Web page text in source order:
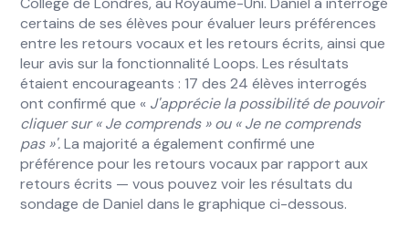
certains de ses élèves pour évaluer leurs préférences
entre les retours vocaux et les retours écrits, ainsi que
leur avis sur la fonctionnalité Loops. Les résultats
étaient encourageants : 17 des 24 élèves interrogés
ont confirmé que « J'apprécie la possibilité de pouvoir
cliquer sur « Je comprends » ou « Je ne comprends
pas »'.La majorité a également confirmé une
préférence pour les retours vocaux par rapport aux
retours écrits — vous pouvez voir les résultats du
sondage de Daniel dans le graphique ci-dessous.